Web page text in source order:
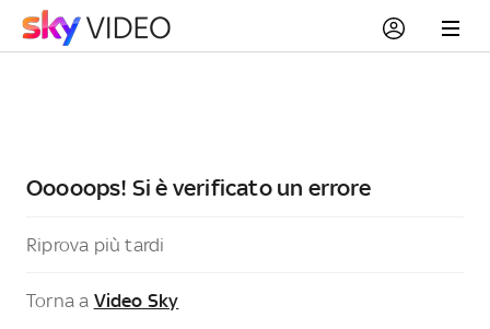
Ooooops! Si è verificato un errore
Riprova più tardi
Torna a Video Sky